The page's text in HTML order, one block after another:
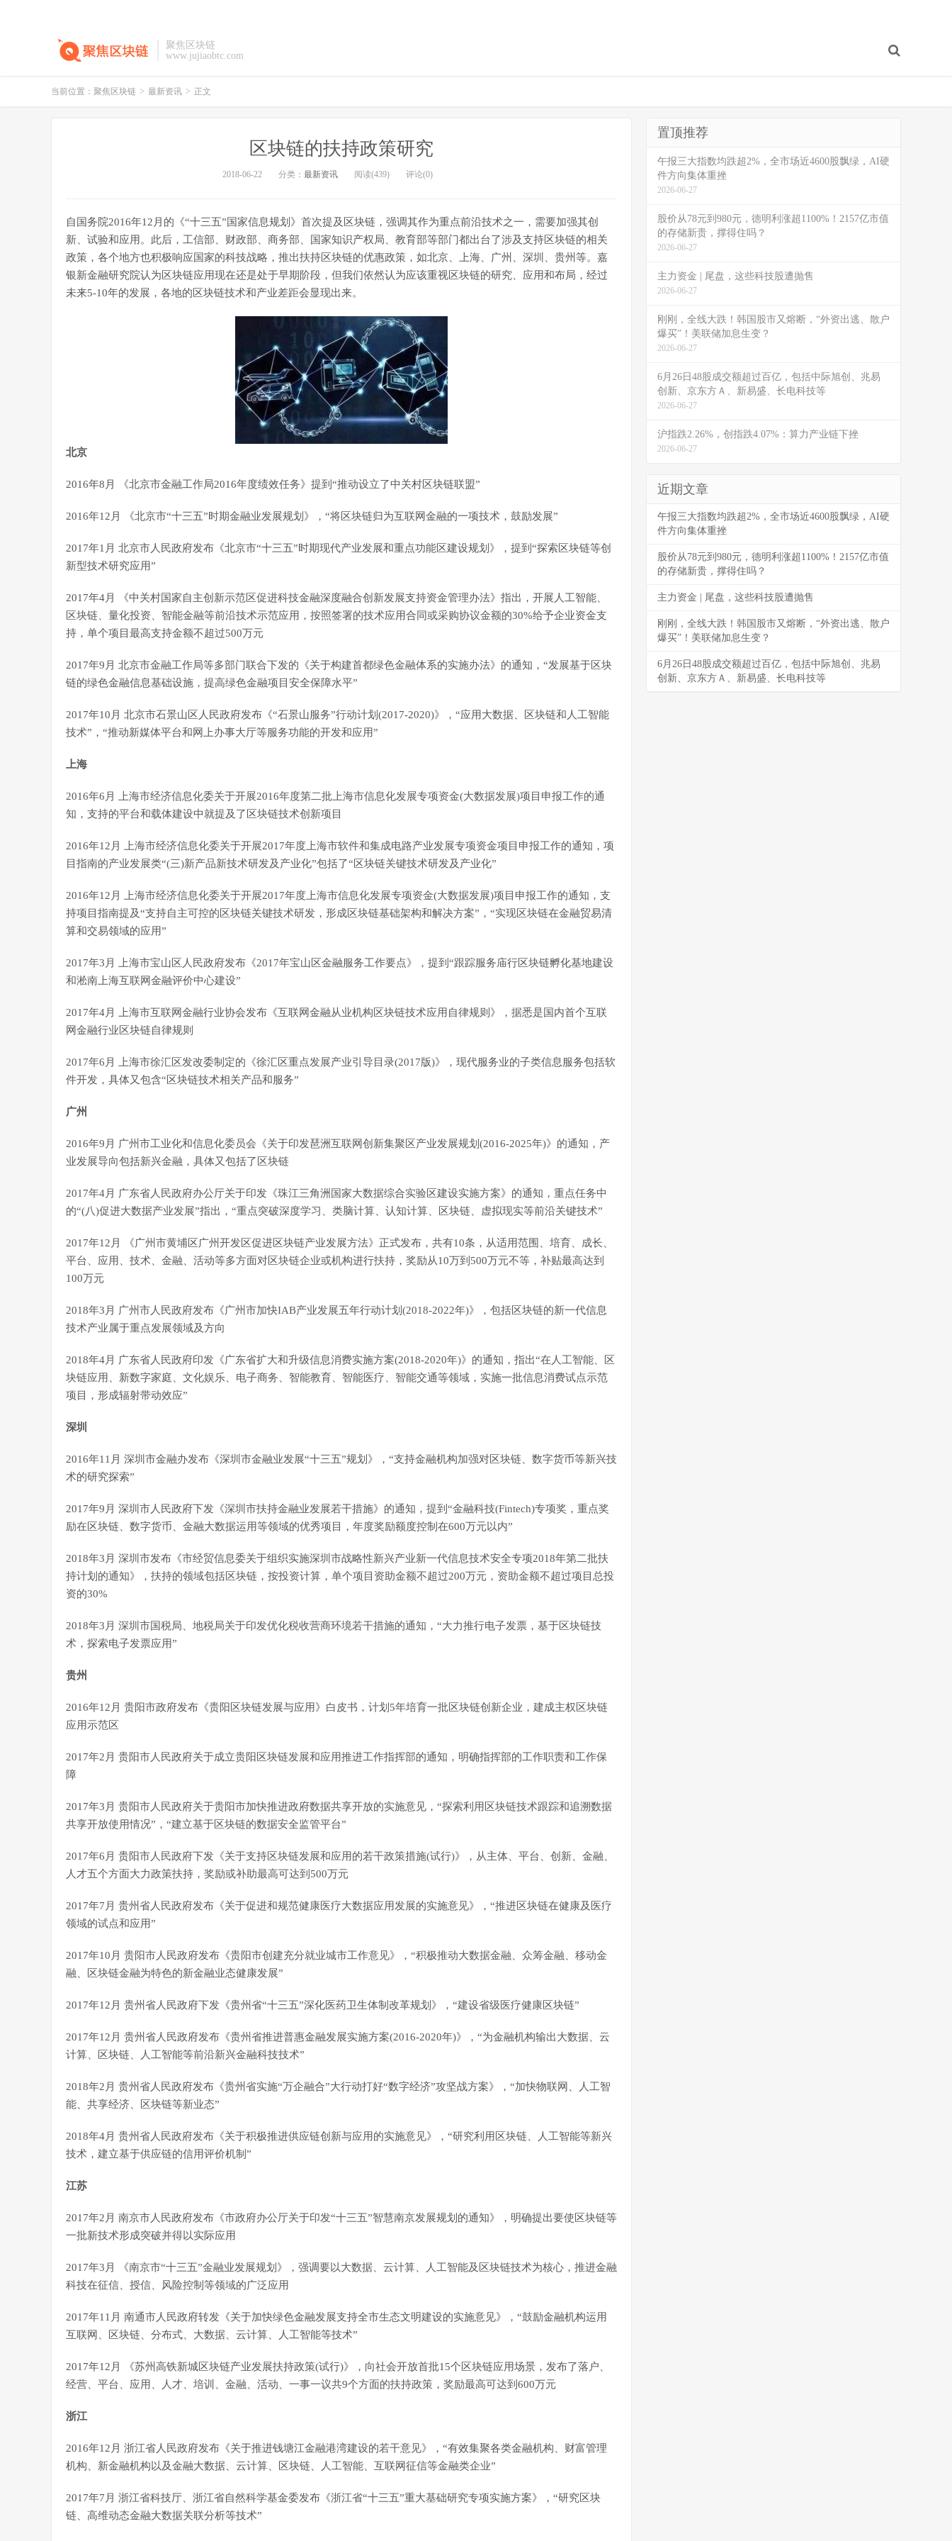
聚焦区块链
www.jujiaobtc.com
当前位置： 聚焦区块链 > 最新资讯 > 正文
区块链的扶持政策研究
2018-06-22 分类： 最新资讯 阅读(439) 评论(0)
自国务院2016年12月的《“十三五”国家信息规划》首次提及区块链，强调其作为重点前沿技术之一，需要加强其创
新、试验和应用。此后，工信部、财政部、商务部、国家知识产权局、教育部等部门都出台了涉及支持区块链的相关
政策，各个地方也积极响应国家的科技战略，推出扶持区块链的优惠政策，如北京、上海、广州、深圳、贵州等。嘉
银新金融研究院认为区块链应用现在还是处于早期阶段，但我们依然认为应该重视区块链的研究、应用和布局，经过
未来5-10年的发展，各地的区块链技术和产业差距会显现出来。
北京
2016年8月 《北京市金融工作局2016年度绩效任务》提到“推动设立了中关村区块链联盟”
2016年12月 《北京市“十三五”时期金融业发展规划》，“将区块链归为互联网金融的一项技术，鼓励发展”
2017年1月 北京市人民政府发布《北京市“十三五”时期现代产业发展和重点功能区建设规划》，提到“探索区块链等创
新型技术研究应用”
2017年4月 《中关村国家自主创新示范区促进科技金融深度融合创新发展支持资金管理办法》指出，开展人工智能、
区块链、量化投资、智能金融等前沿技术示范应用，按照签署的技术应用合同或采购协议金额的30%给予企业资金支
持，单个项目最高支持金额不超过500万元
2017年9月 北京市金融工作局等多部门联合下发的《关于构建首都绿色金融体系的实施办法》的通知，“发展基于区块
链的绿色金融信息基础设施，提高绿色金融项目安全保障水平”
2017年10月 北京市石景山区人民政府发布《“石景山服务”行动计划(2017-2020)》，“应用大数据、区块链和人工智能
技术”，“推动新媒体平台和网上办事大厅等服务功能的开发和应用”
上海
2016年6月 上海市经济信息化委关于开展2016年度第二批上海市信息化发展专项资金(大数据发展)项目申报工作的通
知，支持的平台和载体建设中就提及了区块链技术创新项目
2016年12月 上海市经济信息化委关于开展2017年度上海市软件和集成电路产业发展专项资金项目申报工作的通知，项
目指南的产业发展类“(三)新产品新技术研发及产业化”包括了“区块链关键技术研发及产业化”
2016年12月 上海市经济信息化委关于开展2017年度上海市信息化发展专项资金(大数据发展)项目申报工作的通知，支
持项目指南提及“支持自主可控的区块链关键技术研发，形成区块链基础架构和解决方案”，“实现区块链在金融贸易清
算和交易领域的应用”
2017年3月 上海市宝山区人民政府发布《2017年宝山区金融服务工作要点》，提到“跟踪服务庙行区块链孵化基地建设
和淞南上海互联网金融评价中心建设”
2017年4月 上海市互联网金融行业协会发布《互联网金融从业机构区块链技术应用自律规则》，据悉是国内首个互联
网金融行业区块链自律规则
2017年6月 上海市徐汇区发改委制定的《徐汇区重点发展产业引导目录(2017版)》，现代服务业的子类信息服务包括软
件开发，具体又包含“区块链技术相关产品和服务”
广州
2016年9月 广州市工业化和信息化委员会《关于印发琶洲互联网创新集聚区产业发展规划(2016-2025年)》的通知，产
业发展导向包括新兴金融，具体又包括了区块链
2017年4月 广东省人民政府办公厅关于印发《珠江三角洲国家大数据综合实验区建设实施方案》的通知，重点任务中
的“(八)促进大数据产业发展”指出，“重点突破深度学习、类脑计算、认知计算、区块链、虚拟现实等前沿关键技术”
2017年12月 《广州市黄埔区广州开发区促进区块链产业发展方法》正式发布，共有10条，从适用范围、培育、成长、
平台、应用、技术、金融、活动等多方面对区块链企业或机构进行扶持，奖励从10万到500万元不等，补贴最高达到
100万元
2018年3月 广州市人民政府发布《广州市加快IAB产业发展五年行动计划(2018-2022年)》，包括区块链的新一代信息
技术产业属于重点发展领域及方向
2018年4月 广东省人民政府印发《广东省扩大和升级信息消费实施方案(2018-2020年)》的通知，指出“在人工智能、区
块链应用、新数字家庭、文化娱乐、电子商务、智能教育、智能医疗、智能交通等领域，实施一批信息消费试点示范
项目，形成辐射带动效应”
深圳
2016年11月 深圳市金融办发布《深圳市金融业发展“十三五”规划》，“支持金融机构加强对区块链、数字货币等新兴技
术的研究探索”
2017年9月 深圳市人民政府下发《深圳市扶持金融业发展若干措施》的通知，提到“金融科技(Fintech)专项奖，重点奖
励在区块链、数字货币、金融大数据运用等领域的优秀项目，年度奖励额度控制在600万元以内”
2018年3月 深圳市发布《市经贸信息委关于组织实施深圳市战略性新兴产业新一代信息技术安全专项2018年第二批扶
持计划的通知》，扶持的领域包括区块链，按投资计算，单个项目资助金额不超过200万元，资助金额不超过项目总投
资的30%
2018年3月 深圳市国税局、地税局关于印发优化税收营商环境若干措施的通知，“大力推行电子发票，基于区块链技
术，探索电子发票应用”
贵州
2016年12月 贵阳市政府发布《贵阳区块链发展与应用》白皮书，计划5年培育一批区块链创新企业，建成主权区块链
应用示范区
2017年2月 贵阳市人民政府关于成立贵阳区块链发展和应用推进工作指挥部的通知，明确指挥部的工作职责和工作保
障
2017年3月 贵阳市人民政府关于贵阳市加快推进政府数据共享开放的实施意见，“探索利用区块链技术跟踪和追溯数据
共享开放使用情况”，“建立基于区块链的数据安全监管平台”
2017年6月 贵阳市人民政府下发《关于支持区块链发展和应用的若干政策措施(试行)》，从主体、平台、创新、金融、
人才五个方面大力政策扶持，奖励或补助最高可达到500万元
2017年7月 贵州省人民政府发布《关于促进和规范健康医疗大数据应用发展的实施意见》，“推进区块链在健康及医疗
领域的试点和应用”
2017年10月 贵阳市人民政府发布《贵阳市创建充分就业城市工作意见》，“积极推动大数据金融、众筹金融、移动金
融、区块链金融为特色的新金融业态健康发展”
2017年12月 贵州省人民政府下发《贵州省“十三五”深化医药卫生体制改革规划》，“建设省级医疗健康区块链”
2017年12月 贵州省人民政府发布《贵州省推进普惠金融发展实施方案(2016-2020年)》，“为金融机构输出大数据、云
计算、区块链、人工智能等前沿新兴金融科技技术”
2018年2月 贵州省人民政府发布《贵州省实施“万企融合”大行动打好“数字经济”攻坚战方案》，“加快物联网、人工智
能、共享经济、区块链等新业态”
2018年4月 贵州省人民政府发布《关于积极推进供应链创新与应用的实施意见》，“研究利用区块链、人工智能等新兴
技术，建立基于供应链的信用评价机制”
江苏
2017年2月 南京市人民政府发布《市政府办公厅关于印发“十三五”智慧南京发展规划的通知》，明确提出要使区块链等
一批新技术形成突破并得以实际应用
2017年3月 《南京市“十三五”金融业发展规划》，强调要以大数据、云计算、人工智能及区块链技术为核心，推进金融
科技在征信、授信、风险控制等领域的广泛应用
2017年11月 南通市人民政府转发《关于加快绿色金融发展支持全市生态文明建设的实施意见》，“鼓励金融机构运用
互联网、区块链、分布式、大数据、云计算、人工智能等技术”
2017年12月 《苏州高铁新城区块链产业发展扶持政策(试行)》，向社会开放首批15个区块链应用场景，发布了落户、
经营、平台、应用、人才、培训、金融、活动、一事一议共9个方面的扶持政策，奖励最高可达到600万元
浙江
2016年12月 浙江省人民政府发布《关于推进钱塘江金融港湾建设的若干意见》，“有效集聚各类金融机构、财富管理
机构、新金融机构以及金融大数据、云计算、区块链、人工智能、互联网征信等金融类企业”
2017年7月 浙江省科技厅、浙江省自然科学基金委发布《浙江省“十三五”重大基础研究专项实施方案》，“研究区块
链、高维动态金融大数据关联分析等技术”
置顶推荐
午报三大指数均跌超2%，全市场近4600股飘绿，AI硬
件方向集体重挫
2026-06-27
股价从78元到980元，德明利涨超1100%！2157亿市值
的存储新贵，撑得住吗？
2026-06-27
主力资金 | 尾盘，这些科技股遭抛售
2026-06-27
刚刚，全线大跌！韩国股市又熔断，“外资出逃、散户
爆买”！美联储加息生变？
2026-06-27
6月26日48股成交额超过百亿，包括中际旭创、兆易
创新、京东方Ａ、新易盛、长电科技等
2026-06-27
沪指跌2.26%，创指跌4.07%：算力产业链下挫
2026-06-27
近期文章
午报三大指数均跌超2%，全市场近4600股飘绿，AI硬
件方向集体重挫
股价从78元到980元，德明利涨超1100%！2157亿市值
的存储新贵，撑得住吗？
主力资金 | 尾盘，这些科技股遭抛售
刚刚，全线大跌！韩国股市又熔断，“外资出逃、散户
爆买”！美联储加息生变？
6月26日48股成交额超过百亿，包括中际旭创、兆易
创新、京东方Ａ、新易盛、长电科技等